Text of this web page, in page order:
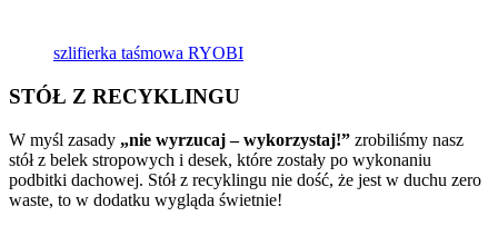
szlifierka taśmowa RYOBI
STÓŁ Z RECYKLINGU
W myśl zasady „nie wyrzucaj – wykorzystaj!” zrobiliśmy nasz
stół z belek stropowych i desek, które zostały po wykonaniu
podbitki dachowej. Stół z recyklingu nie dość, że jest w duchu zero
waste, to w dodatku wygląda świetnie!